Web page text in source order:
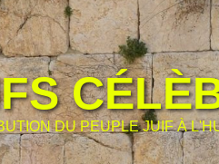
DU PEUPLE JUIF À